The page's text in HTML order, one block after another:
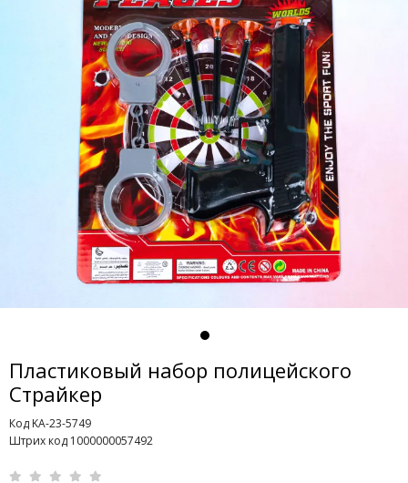
Пластиковый набор полицейского
Страйкер
Код KA-23-5749
Штрих код 1000000057492